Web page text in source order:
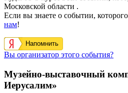
Московской области .
Если вы знаете о событии,
нам!
Напомнить
Вы организатор этого события?
Музейно-выставочный
Иерусалим»